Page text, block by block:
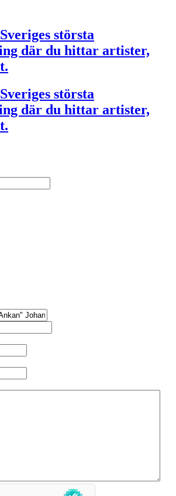
största
där du hittar artister,
största
där du hittar artister,